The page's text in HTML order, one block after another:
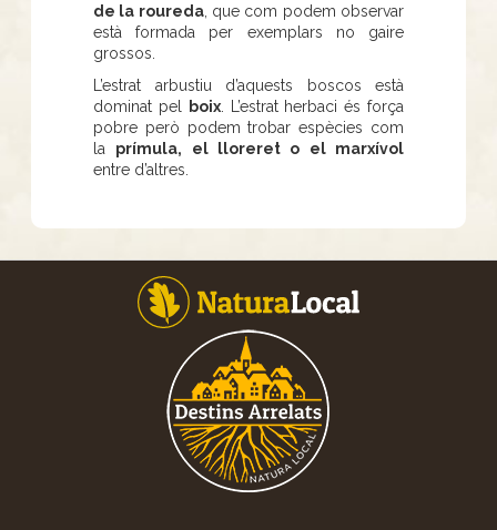
de la roureda, que com podem observar
està formada per exemplars no gaire
grossos.
L’estrat arbustiu d’aquests boscos està
dominat pel
boix. L’estrat herbaci és força
pobre però podem trobar espècies com
la prímula, el lloreret o el marxívol
entre d’altres.